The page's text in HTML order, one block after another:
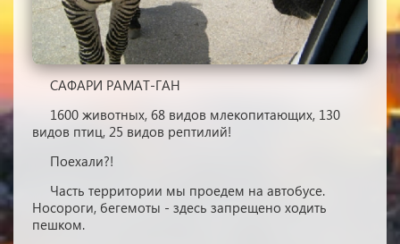
САФАРИ РАМАТ-ГАН
1600 животных, 68 видов млекопитающих, 130
видов птиц, 25 видов рептилий!
Поехали?!
Часть территории мы проедем на автобусе.
Носороги, бегемоты - здесь запрещено ходить
пешком.